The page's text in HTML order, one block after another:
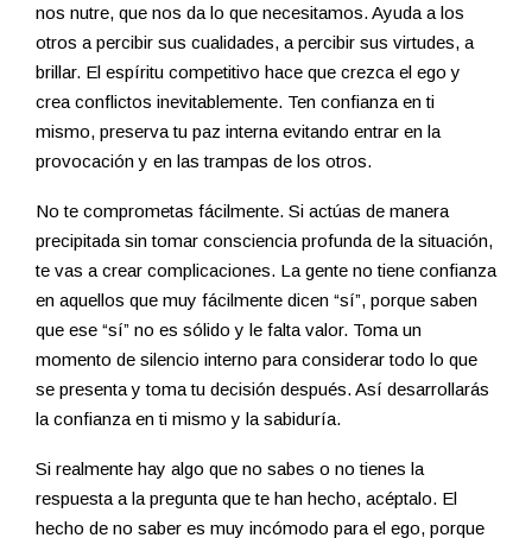
nos nutre, que nos da lo que necesitamos. Ayuda a los
otros a percibir sus cualidades, a percibir sus virtudes, a
brillar. El espíritu competitivo hace que crezca el ego y
crea conflictos inevitablemente. Ten confianza en ti
mismo, preserva tu paz interna evitando entrar en la
provocación y en las trampas de los otros.
No te comprometas fácilmente. Si actúas de manera
precipitada sin tomar consciencia profunda de la situación,
te vas a crear complicaciones. La gente no tiene confianza
en aquellos que muy fácilmente dicen “sí”, porque saben
que ese “sí” no es sólido y le falta valor. Toma un
momento de silencio interno para considerar todo lo que
se presenta y toma tu decisión después. Así desarrollarás
la confianza en ti mismo y la sabiduría.
Si realmente hay algo que no sabes o no tienes la
respuesta a la pregunta que te han hecho, acéptalo. El
hecho de no saber es muy incómodo para el ego, porque